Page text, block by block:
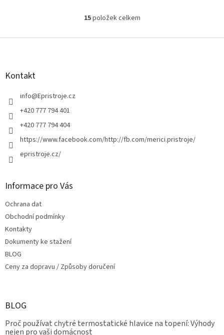
O
l
y
v
15položek celkem
Z
Kontakt
info@Epristroje.cz
+420 777 794 401
+420 777 794 404
https://www.facebook.com/http://fb.com/merici.pristroje/
epristroje.cz/
Informace pro Vás
Ochrana dat
Obchodní podmínky
Kontakty
Dokumenty ke stažení
BLOG
Ceny za dopravu / Způsoby doručení
BLOG
Proč používat chytré termostatické hlavice na topení: Výhody
nejen pro vaši domácnost